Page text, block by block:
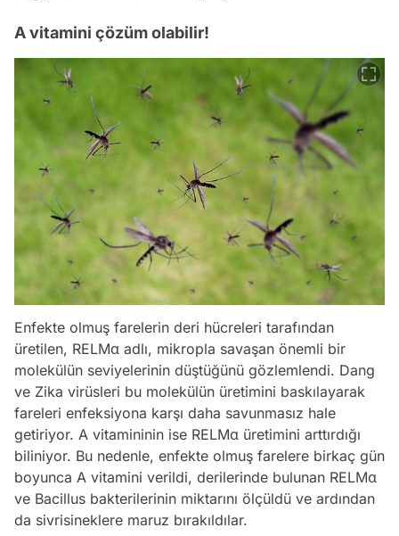
A vitamini çözüm olabilir!
Enfekte olmuş farelerin deri hücreleri tarafından
üretilen, RELMα adlı, mikropla savaşan önemli bir
molekülün seviyelerinin düştüğünü gözlemlendi. Dang
ve Zika virüsleri bu molekülün üretimini baskılayarak
fareleri enfeksiyona karşı daha savunmasız hale
getiriyor. A vitamininin ise RELMα üretimini arttırdığı
biliniyor. Bu nedenle, enfekte olmuş farelere birkaç gün
boyunca A vitamini verildi, derilerinde bulunan RELMα
ve Bacillus bakterilerinin miktarını ölçüldü ve ardından
da sivrisineklere maruz bırakıldılar.